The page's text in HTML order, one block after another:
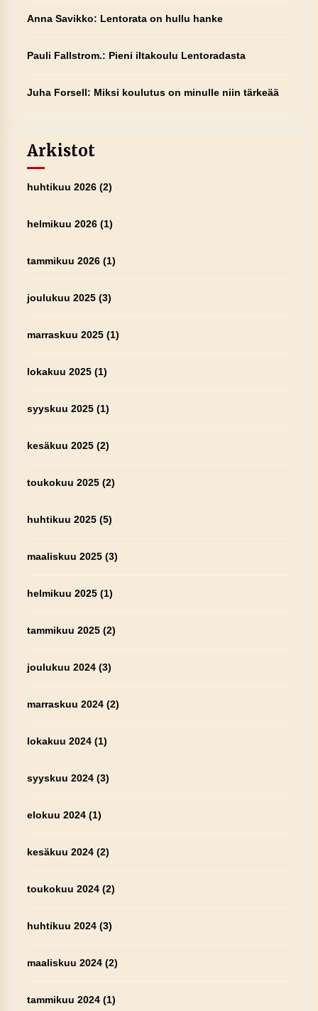
Anna Savikko: Lentorata on hullu hanke
Pauli Fallstrom.: Pieni iltakoulu Lentoradasta
Juha Forsell: Miksi koulutus on minulle niin tärkeää
Arkistot
huhtikuu 2026(2)
helmikuu 2026(1)
tammikuu 2026(1)
joulukuu 2025(3)
marraskuu 2025(1)
lokakuu 2025(1)
syyskuu 2025(1)
kesäkuu 2025(2)
toukokuu 2025(2)
huhtikuu 2025(5)
maaliskuu 2025(3)
helmikuu 2025(1)
tammikuu 2025(2)
joulukuu 2024(3)
marraskuu 2024(2)
lokakuu 2024(1)
syyskuu 2024(3)
elokuu 2024(1)
kesäkuu 2024(2)
toukokuu 2024(2)
huhtikuu 2024(3)
maaliskuu 2024(2)
tammikuu 2024(1)